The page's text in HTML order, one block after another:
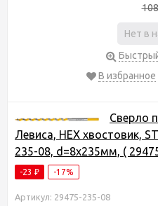
Нет в
В избранное
Сверло
Левиса, HEX хвостовик,
235-08, d=8х235мм, (
-23 ₽ -17%
Артикул: 29475-235-08